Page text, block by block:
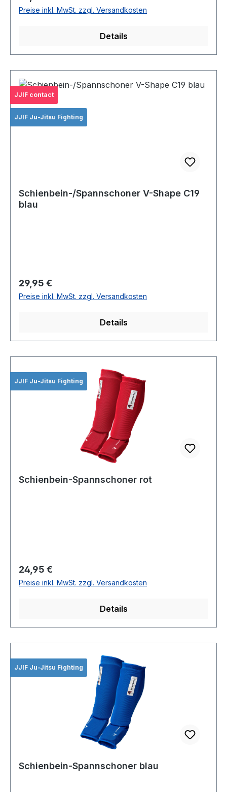
Preise inkl. MwSt. zzgl. Versandkosten
Details
JJIF contact
JJIF Ju-Jitsu Fighting
Schienbein-/Spannschoner V-Shape C19
blau
Regulärer Preis:
29,95 €
Preise inkl. MwSt. zzgl. Versandkosten
Details
JJIF Ju-Jitsu Fighting
Schienbein-Spannschoner rot
Regulärer Preis:
24,95 €
Preise inkl. MwSt. zzgl. Versandkosten
Details
JJIF Ju-Jitsu Fighting
Schienbein-Spannschoner blau